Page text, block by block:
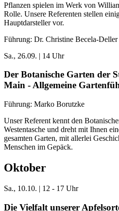
Pflanzen spielen im Werk von
Rolle. Unsere Referenten stellen
Hauptdarsteller vor.
Führung: Dr. Christine Becela-Deller
Sa., 26.09. | 14 Uhr
Der Botanische Garten der
Main - Allgemeine
Führung: Marko Borutzke
Unser Referent kennt den
Westentasche und dreht mit Ihnen
gesamten Garten, mit allerlei
Menschen im Gepäck.
Oktober
Sa., 10.10. | 12 - 17 Uhr
Die Vielfalt unserer